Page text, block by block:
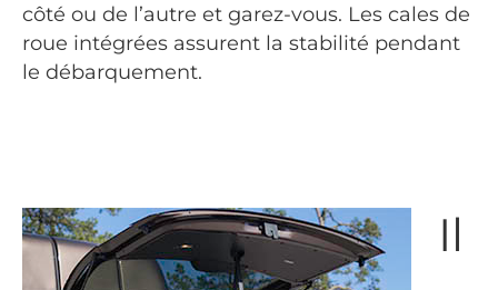
côté ou de l’autre et garez-vous. Les cales de
roue intégrées assurent la stabilité pendant
le débarquement.
Il